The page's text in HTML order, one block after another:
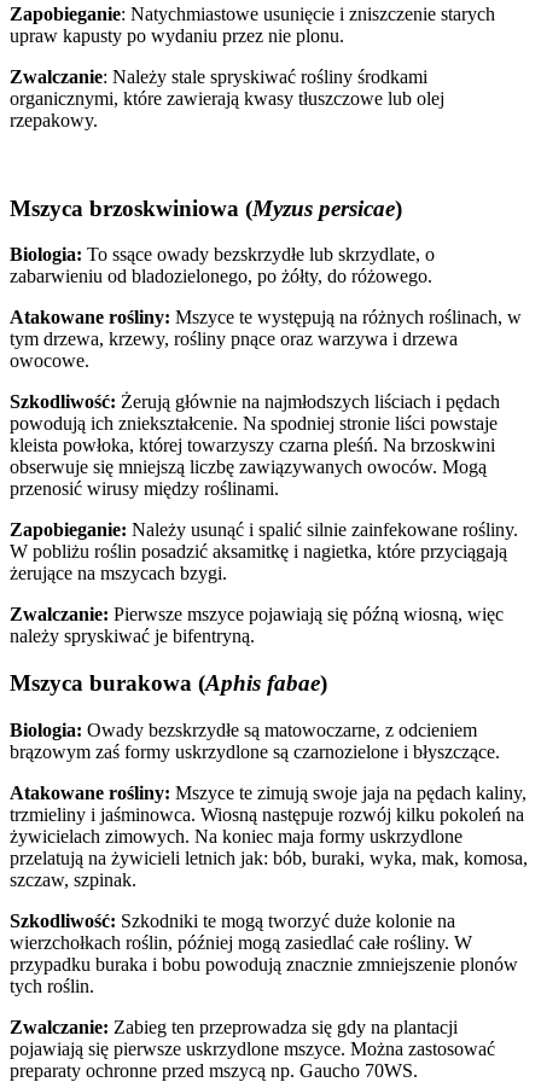
Zapobieganie: Natychmiastowe usunięcie i zniszczenie starych
upraw kapusty po wydaniu przez nie plonu.
Zwalczanie: Należy stale spryskiwać rośliny środkami
organicznymi, które zawierają kwasy tłuszczowe lub olej
rzepakowy.
Mszyca brzoskwiniowa (Myzus persicae)
Biologia: To ssące owady bezskrzydłe lub skrzydlate, o
zabarwieniu od bladozielonego, po żółty, do różowego.
Atakowane rośliny: Mszyce te występują na różnych roślinach, w
tym drzewa, krzewy, rośliny pnące oraz warzywa i drzewa
owocowe.
Szkodliwość: Żerują głównie na najmłodszych liściach i pędach
powodują ich zniekształcenie. Na spodniej stronie liści powstaje
kleista powłoka, której towarzyszy czarna pleśń. Na brzoskwini
obserwuje się mniejszą liczbę zawiązywanych owoców. Mogą
przenosić wirusy między roślinami.
Zapobieganie: Należy usunąć i spalić silnie zainfekowane rośliny.
W pobliżu roślin posadzić aksamitkę i nagietka, które przyciągają
żerujące na mszycach bzygi.
Zwalczanie: Pierwsze mszyce pojawiają się późną wiosną, więc
należy spryskiwać je bifentryną.
Mszyca burakowa (Aphis fabae)
Biologia: Owady bezskrzydłe są matowoczarne, z odcieniem
brązowym zaś formy uskrzydlone są czarnozielone i błyszczące.
Atakowane rośliny: Mszyce te zimują swoje jaja na pędach kaliny,
trzmieliny i jaśminowca. Wiosną następuje rozwój kilku pokoleń na
żywicielach zimowych. Na koniec maja formy uskrzydlone
przelatują na żywicieli letnich jak: bób, buraki, wyka, mak, komosa,
szczaw, szpinak.
Szkodliwość: Szkodniki te mogą tworzyć duże kolonie na
wierzchołkach roślin, później mogą zasiedlać całe rośliny. W
przypadku buraka i bobu powodują znacznie zmniejszenie plonów
tych roślin.
Zwalczanie: Zabieg ten przeprowadza się gdy na plantacji
pojawiają się pierwsze uskrzydlone mszyce. Można zastosować
preparaty ochronne przed mszycą np. Gaucho 70WS.